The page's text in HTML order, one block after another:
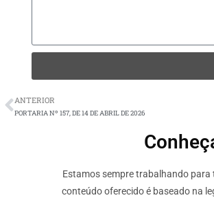
ANTERIOR
PORTARIA Nº 157, DE 14 DE ABRIL DE 2026
Estamos sempre trabalhando
conteúdo oferecido é baseado na